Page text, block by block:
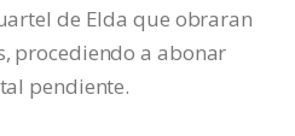
de Elda que obraran
procediendo a abonar
pendiente.